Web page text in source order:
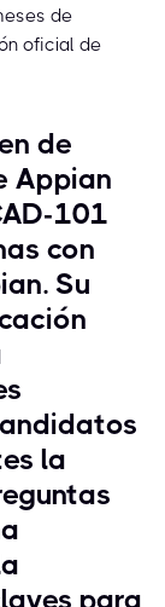
de
oficial de
de
Appian
101
con
Su
la
para